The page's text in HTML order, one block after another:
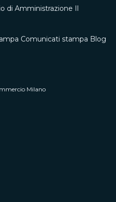
di Amministrazione Il
Comunicati stampa Blog
Milano